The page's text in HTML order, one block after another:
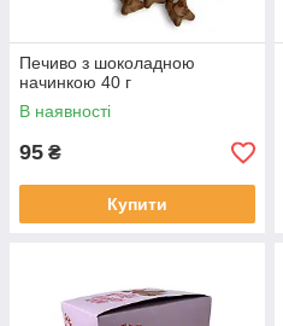
Печиво з шоколадною
начинкою 40 г
В наявності
95 ₴
Купити